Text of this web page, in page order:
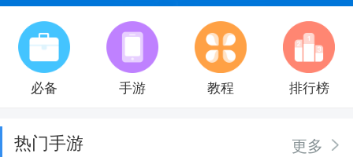
必备 手游 教程 排行榜
热门手游 更多